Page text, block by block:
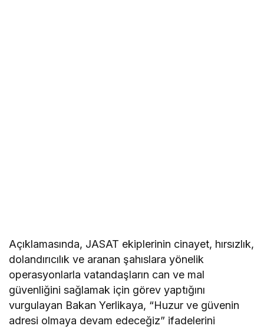
Açıklamasında, JASAT ekiplerinin cinayet, hırsızlık,
dolandırıcılık ve aranan şahıslara yönelik
operasyonlarla vatandaşların can ve mal
güvenliğini sağlamak için görev yaptığını
vurgulayan Bakan Yerlikaya, “Huzur ve güvenin
adresi olmaya devam edeceğiz” ifadelerini